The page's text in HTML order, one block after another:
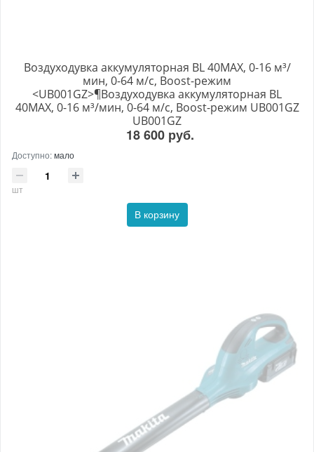
Воздуходувка аккумуляторная BL 40MAX, 0-16 м³/
мин, 0-64 м/с, Boost-режим
<UB001GZ>¶Воздуходувка аккумуляторная BL
40MAX, 0-16 м³/мин, 0-64 м/с, Boost-режим UB001GZ
UB001GZ
18 600 руб.
Доступно:мало
шт
В корзину